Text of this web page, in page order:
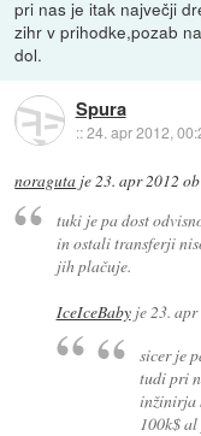
pri nas je itak največji
zihr v prihodke,pozab
dol.
Spura
::24. apr 2012,
noraguta je23. apr 2012
tuki je pa dost
in ostali transferji
jih plačuje.
IceIceBabyje23.
sicer je
tudi pri
inžinirja
100k$